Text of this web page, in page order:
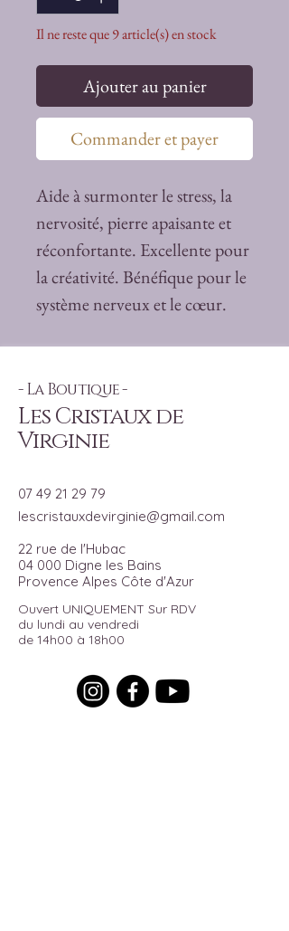
Il ne reste que 9 article(s) en stock
Ajouter au panier
Commander et payer
Aide à surmonter le stress, la
nervosité, pierre apaisante et
réconfortante. Excellente pour
la créativité. Bénéfique pour le
système nerveux et le cœur.
- La Boutique -
Les Cristaux de
Virginie
07 49 21 29 79
lescristauxdevirginie@gmail.com
22 rue de l'Hubac
04 000 Digne les Bains
Provence Alpes Côte d'Azur
Ouvert UNIQUEMENT Sur RDV
du lundi au vendredi
de 14h00 à 18h00